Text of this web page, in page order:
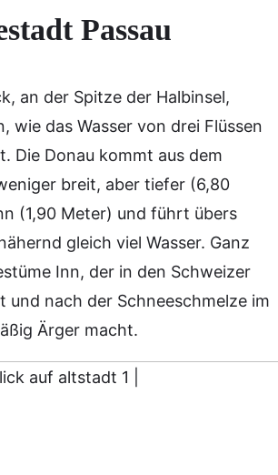
Passau
an der Spitze der Halbinsel,
wie das Wasser von drei Flüssen
Die Donau kommt aus dem
breit, aber tiefer (6,80
(1,90 Meter) und führt übers
gleich viel Wasser. Ganz
Inn, der in den Schweizer
und nach der Schneeschmelze im
Ärger macht.